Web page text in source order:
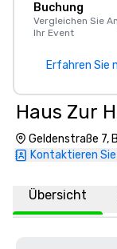
Buchung
Vergleichen Sie
Ihr Event
Erfahren Sie
Haus Zur
Geldenstraße 7,
Kontaktieren
Übersicht